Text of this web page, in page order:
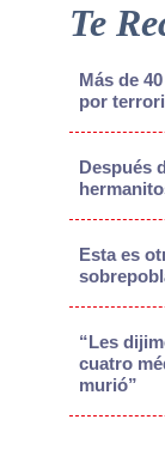
Te
Más de
por
Después
Esta es
“Les
cuatro
murió”